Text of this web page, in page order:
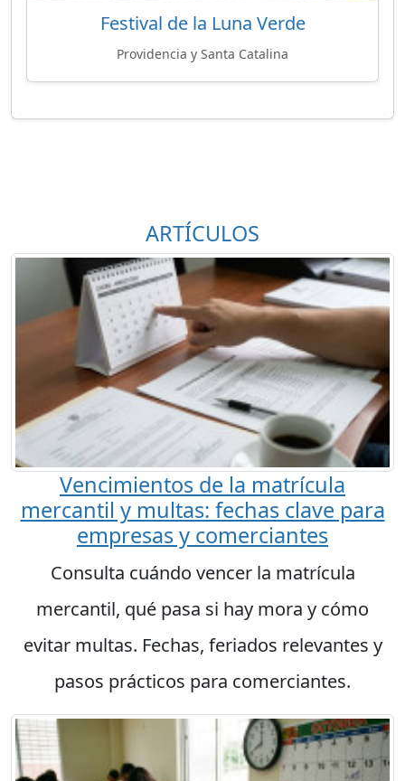
Festival de la Luna Verde
Providencia y Santa Catalina
ARTÍCULOS
Vencimientos de la matrícula
mercantil y multas: fechas clave para
empresas y comerciantes
Consulta cuándo vencer la matrícula
mercantil, qué pasa si hay mora y cómo
evitar multas. Fechas, feriados relevantes y
pasos prácticos para comerciantes.